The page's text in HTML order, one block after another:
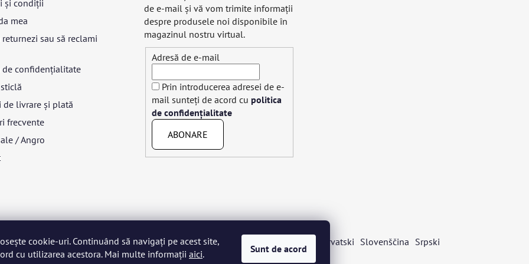
cookie-uri. Continuând să navigați pe acest site,
cu utilizarea acestora. Mai multe informații aici. Sunt de acord
și condiții
mea
returnezi sau să reclami
de confidențialitate
de livrare și plată
frecvente
/ Angro
de e-mail şi vă vom trimite informaţii
despre produsele noi disponibile în
magazinul nostru virtual.
Adresă de e-mail
Prin introducerea adresei de e-
mail sunteți de acord cu politica
de confidențialitate
ABONARE
Język polski Română Italiano Español Français Hrvatski Slovenščina Srpski
Nederlands Українська Ελληνικά Svenska